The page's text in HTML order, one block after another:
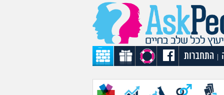
התחברות